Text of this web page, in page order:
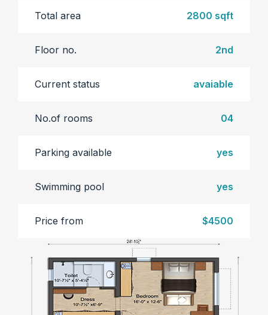
Total area 2800 sqft
Floor no. 2nd
Current status avaiable
No.of rooms 04
Parking available yes
Swimming pool yes
Price from $4500